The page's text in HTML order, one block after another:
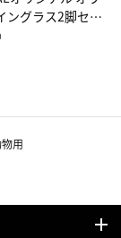
ングラス2脚セッ
ン）
用